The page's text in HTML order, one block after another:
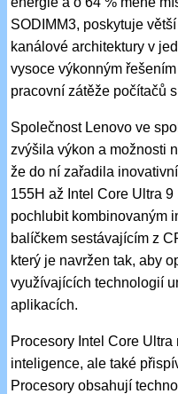
SODIMM3, poskytuje
kanálové architektury v
vysoce výkonným
pracovní zátěže počítačů
Společnost Lenovo ve
zvýšila výkon a možnosti
že do ní zařadila
155H až Intel Core Ultra
pochlubit kombinovaným
balíčkem sestávajícím z
který je navržen tak, aby
využívajících technologií
aplikacích.
Procesory Intel Core
inteligence, ale také
Procesory obsahují